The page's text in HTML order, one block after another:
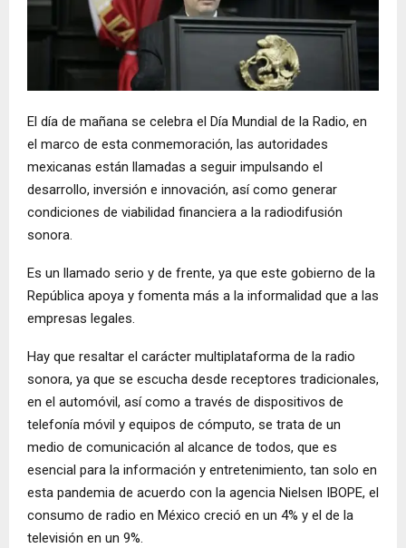
El día de mañana se celebra el Día Mundial de la Radio, en
el marco de esta conmemoración, las autoridades
mexicanas están llamadas a seguir impulsando el
desarrollo, inversión e innovación, así como generar
condiciones de viabilidad financiera a la radiodifusión
sonora.
Es un llamado serio y de frente, ya que este gobierno de la
República apoya y fomenta más a la informalidad que a las
empresas legales.
Hay que resaltar el carácter multiplataforma de la radio
sonora, ya que se escucha desde receptores tradicionales,
en el automóvil, así como a través de dispositivos de
telefonía móvil y equipos de cómputo, se trata de un
medio de comunicación al alcance de todos, que es
esencial para la información y entretenimiento, tan solo en
esta pandemia de acuerdo con la agencia Nielsen IBOPE, el
consumo de radio en México creció en un 4% y el de la
televisión en un 9%.